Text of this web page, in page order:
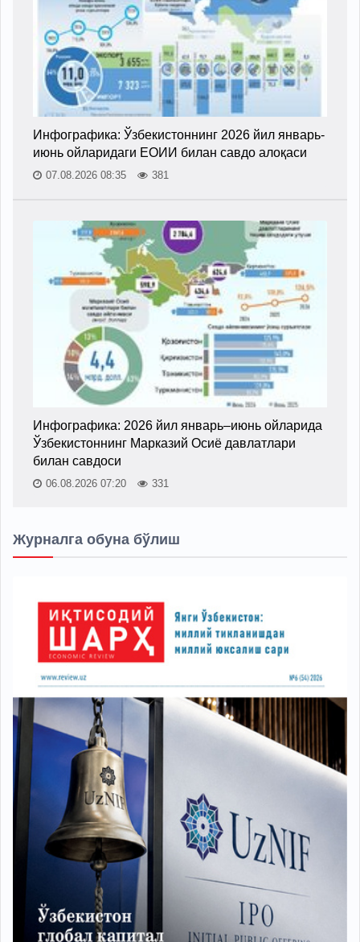
Инфографика: Ўзбекистоннинг 2026 йил январь-
июнь ойларидаги ЕОИИ билан савдо алоқаси
07.08.2026 08:35 381
Инфографика: 2026 йил январь–июнь ойларида
Ўзбекистоннинг Марказий Осиё давлатлари
билан савдоси
06.08.2026 07:20 331
Журналга обуна бўлиш